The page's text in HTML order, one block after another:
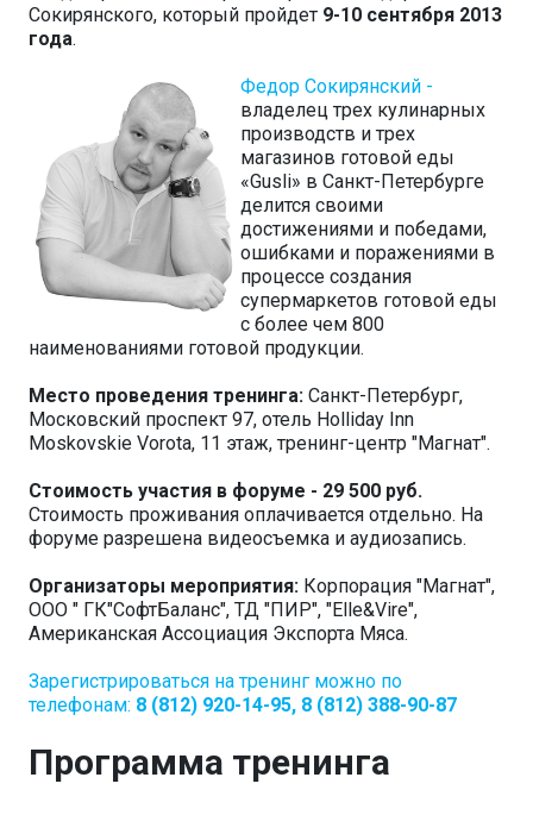
Сокирянского, который пройдет 9-10 сентября 2013
года.
Федор Сокирянский -
владелец трех кулинарных
производств и трех
магазинов готовой еды
«Gusli» в Санкт-Петербурге
делится своими
достижениями и победами,
ошибками и поражениями в
процессе создания
супермаркетов готовой еды
с более чем 800
наименованиями готовой продукции.
Место проведения тренинга: Санкт-Петербург,
Московский проспект 97, отель Holliday Inn
Moskovskie Vorota, 11 этаж, тренинг-центр "Магнат".
Стоимость участия в форуме - 29 500 руб.
Стоимость проживания оплачивается отдельно. На
форуме разрешена видеосъемка и аудиозапись.
Организаторы мероприятия: Корпорация "Магнат",
ООО " ГК"СофтБаланс", ТД "ПИР", "Elle&Vire",
Американская Ассоциация Экспорта Мяса.
Зарегистрироваться на тренинг можно по
телефонам: 8 (812) 920-14-95, 8 (812) 388-90-87
Программа тренинга